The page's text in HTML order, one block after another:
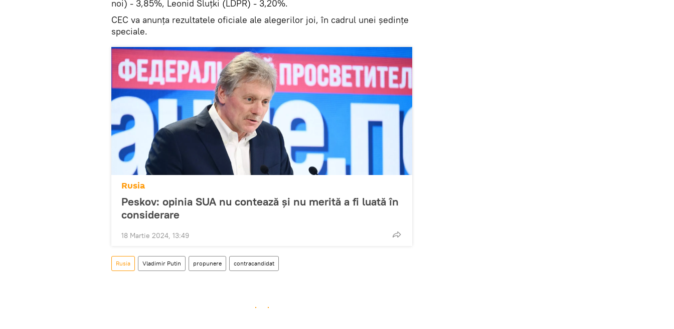
noi) - 3,85%, Leonid Sluțki (LDPR) - 3,20%.
CEC va anunța rezultatele oficiale ale alegerilor joi, în cadrul unei ședințe
speciale.
Rusia
Peskov: opinia SUA nu contează și nu merită a fi luată în
considerare
18 Martie 2024, 13:49
Rusia Vladimir Putin propunere contracandidat